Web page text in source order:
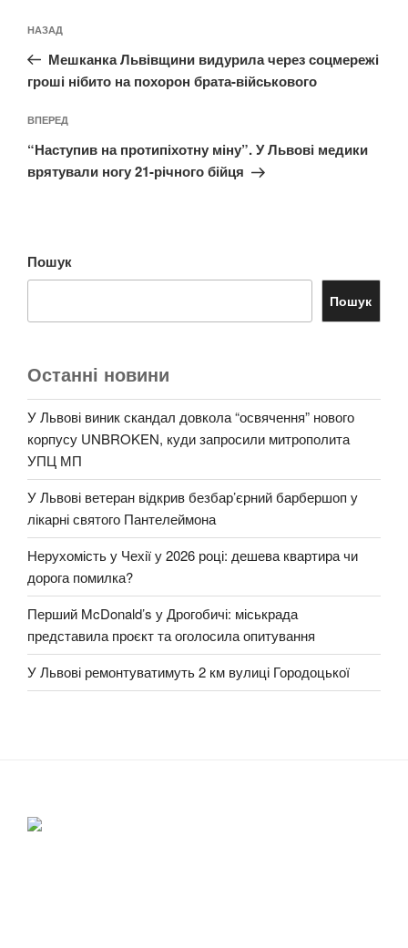
записів
Попередній
запис:
НАЗАД
Мешканка Львівщини видурила через соцмережі
гроші нібито на похорон брата-військового
Наступний
запис
ВПЕРЕД
“Наступив на протипіхотну міну”. У Львові медики
врятували ногу 21-річного бійця
Пошук
Пошук
Останні новини
У Львові виник скандал довкола “освячення” нового
корпусу UNBROKEN, куди запросили митрополита
УПЦ МП
У Львові ветеран відкрив безбар’єрний барбершоп у
лікарні святого Пантелеймона
Нерухомість у Чехії у 2026 році: дешева квартира чи
дорога помилка?
Перший McDonald’s у Дрогобичі: міськрада
представила проєкт та оголосила опитування
У Львові ремонтуватимуть 2 км вулиці Городоцької